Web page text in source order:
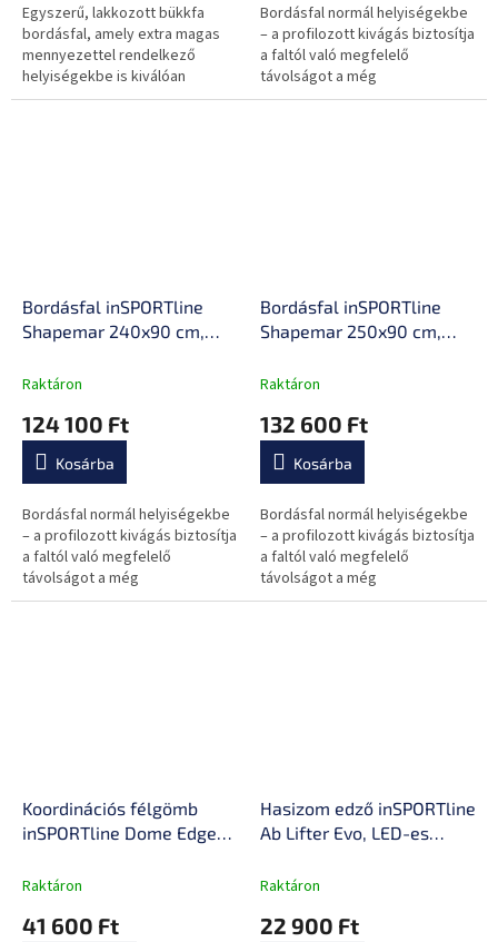
Egyszerű, lakkozott bükkfa
bordásfal, amely extra magas
mennyezettel rendelkező
helyiségekbe is kiválóan
alkalmasak. Könnyen a falra
Bordásfal normál helyiségekbe
– a profilozott kivágás biztosítja
a faltól való megfelelő
távolságot a még
kényelmesebb használat
Bordásfal inSPORTline
Shapemar 240x90 cm,
tömör bükkfa, 2 x
tartozékok rögzítésének
lehetősége
Raktáron
124 100 Ft
Kosárba
Bordásfal normál helyiségekbe
– a profilozott kivágás biztosítja
a faltól való megfelelő
távolságot a még
kényelmesebb használat
Bordásfal inSPORTline
Shapemar 250x90 cm,
tömör bükkfa, 2 x
tartozékok rögzítésének
lehetősége
Raktáron
132 600 Ft
Kosárba
Bordásfal normál helyiségekbe
– a profilozott kivágás biztosítja
a faltól való megfelelő
távolságot a még
kényelmesebb használat
Koordinációs félgömb
inSPORTline Dome Edge
/ 4,6 kg
Raktáron
41 600 Ft
Hasizom edző inSPORTline
Ab Lifter Evo, LED-es
acélszerkezet, 5
habszivacs görgők
Raktáron
22 900 Ft